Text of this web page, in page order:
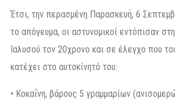
Έτσι, την περασμένη Παρασκευή, 6
το απόγευμα, οι αστυνομικοί εντόπισαν
Ιαλυσού τον 20χρονο και σε έλεγχο που
κατέχει στο αυτοκίνητό του:
• Κοκαΐνη, βάρους 5 γραμμαρίων